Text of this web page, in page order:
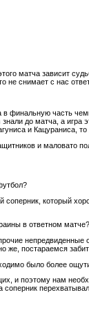
матча зависит
снимает с нас
финальную часть
до матча, а
и Кацураниса, то
и маловато
который
в ответном матче?
же, постараемся
было более
и поэтому нам